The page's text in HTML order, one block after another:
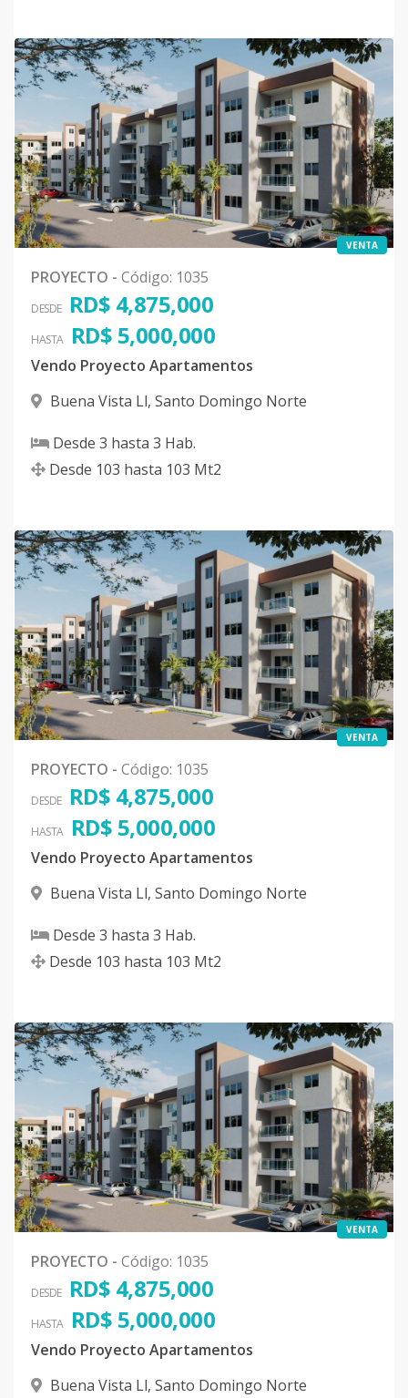
VENTA
PROYECTO - Código: 1035
DESDE RD$ 4,875,000
HASTA RD$ 5,000,000
Vendo Proyecto Apartamentos
Buena Vista Ll, Santo Domingo Norte
Desde 3 hasta 3 Hab.
Desde 103 hasta 103 Mt2
VENTA
PROYECTO - Código: 1035
DESDE RD$ 4,875,000
HASTA RD$ 5,000,000
Vendo Proyecto Apartamentos
Buena Vista Ll, Santo Domingo Norte
Desde 3 hasta 3 Hab.
Desde 103 hasta 103 Mt2
VENTA
PROYECTO - Código: 1035
DESDE RD$ 4,875,000
HASTA RD$ 5,000,000
Vendo Proyecto Apartamentos
Buena Vista Ll, Santo Domingo Norte